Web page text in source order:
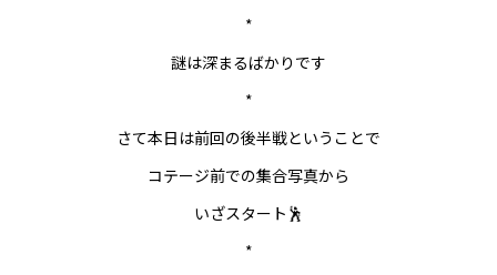
*
謎は深まるばかりです
*
さて本日は前回の後半戦ということで
コテージ前での集合写真から
いざスタート🕺
*